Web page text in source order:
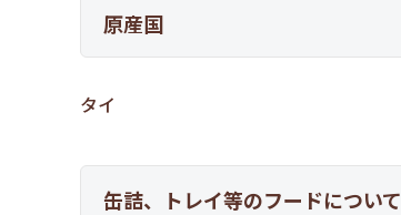
原産国
タイ
缶詰、トレイ等のフードについて